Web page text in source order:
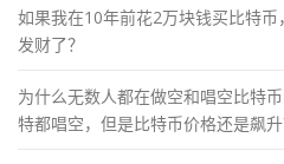
如果我在10年前花2万块钱买比特
发财了？
为什么无数人都在做空和唱空比特
特都唱空，但是比特币价格还是飙升